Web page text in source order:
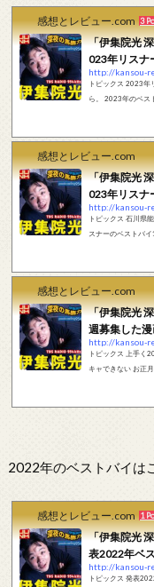
感想とレビュー.com 3
「伊集院光
023年リスナ
http://kansou-
トピックス 2023年リスナーのベストバイ26位から13位 2024年のベストバイはこち
ら。 2023年のベス
で生やって。夜遅
感想とレビュー.com
「伊集院光
023年リスナ
http://kansou-
トピックス 石川県能登地方の地震情報 年末年始はテレ東の全録をずっと見てた 2023年リ
スナーのベストバイ15位から1位 新カルタ一挙発表
回の書き起こしはこちらになりま
震情報） ま
感想とレビュー.com
「伊集院光
週募集した
http://kansou-
トピックス 上手く2024年には入れなかった おじさんは桃鉄やマリオパーティーでキャッ
キャできない お正月にやったこと 先週募集した漫画のリスナーのベストバイ 2024年のベ
2022年のベストバイは
感想とレビュー.com 1
「伊集院光
表2022年ベ
http://kansou-
トピックス 発表2022年ベストバイ30 リスナーが選ぶベストネタセレクション 2024年の